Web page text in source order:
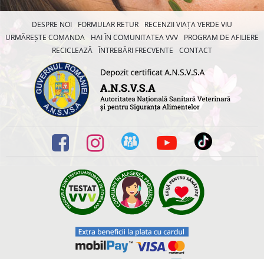
DESPRE NOI FORMULAR RETUR
RECENZII VIAȚA VERDE VIU
URMĂREȘTE COMANDA
HAI ÎN COMUNITATEA VVV
PROGRAM DE AFILIERE
RECICLEAZĂ ÎNTREBĂRI FRECVENTE CONTACT